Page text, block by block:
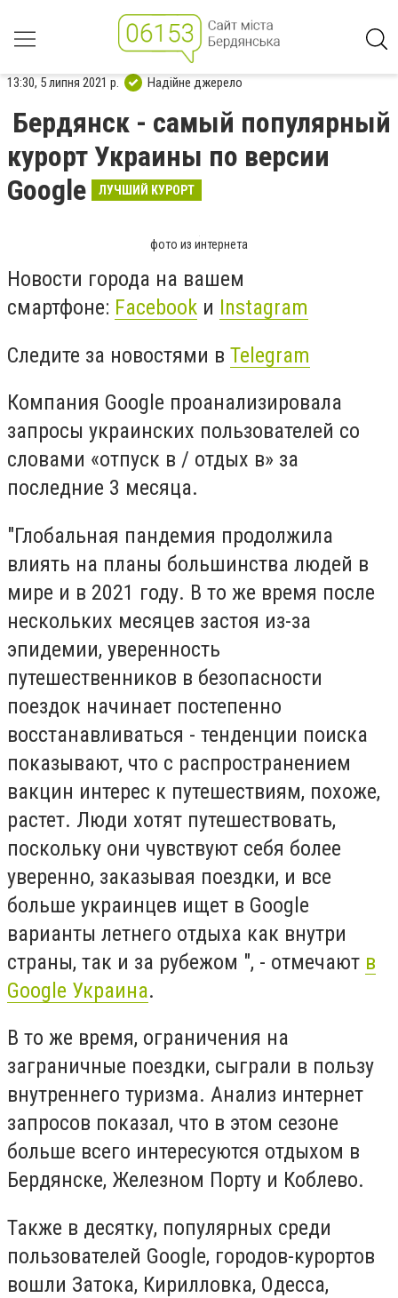
13:30, 5 липня 2021 р. Надійне джерело
Бердянск - самый популярный
курорт Украины по версии
Google
ЛУЧШИЙ КУРОРТ
фото из интернета
Новости города на вашем
смартфоне: Facebook и Instagram
Следите за новостями в Telegram
Компания Google проанализировала
запросы украинских пользователей со
словами «отпуск в / отдых в» за
последние 3 месяца.
"Глобальная пандемия продолжила
влиять на планы большинства людей в
мире и в 2021 году. В то же время после
нескольких месяцев застоя из-за
эпидемии, уверенность
путешественников в безопасности
поездок начинает постепенно
восстанавливаться - тенденции поиска
показывают, что с распространением
вакцин интерес к путешествиям, похоже,
растет. Люди хотят путешествовать,
поскольку они чувствуют себя более
уверенно, заказывая поездки, и все
больше украинцев ищет в Google
варианты летнего отдыха как внутри
страны, так и за рубежом ", - отмечают в
Google Украина.
В то же время, ограничения на
заграничные поездки, сыграли в пользу
внутреннего туризма. Анализ интернет
запросов показал, что в этом сезоне
больше всего интересуются отдыхом в
Бердянске, Железном Порту и Коблево.
Также в десятку, популярных среди
пользователей Google, городов-курортов
вошли Затока, Кирилловка, Одесса,